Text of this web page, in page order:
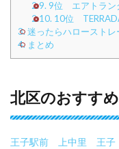
2.9. 9位 エアトラ
2.10. 10位
3.迷ったらハローストレ
4. まとめ
北区のおすす
王子駅前 上中里 王子